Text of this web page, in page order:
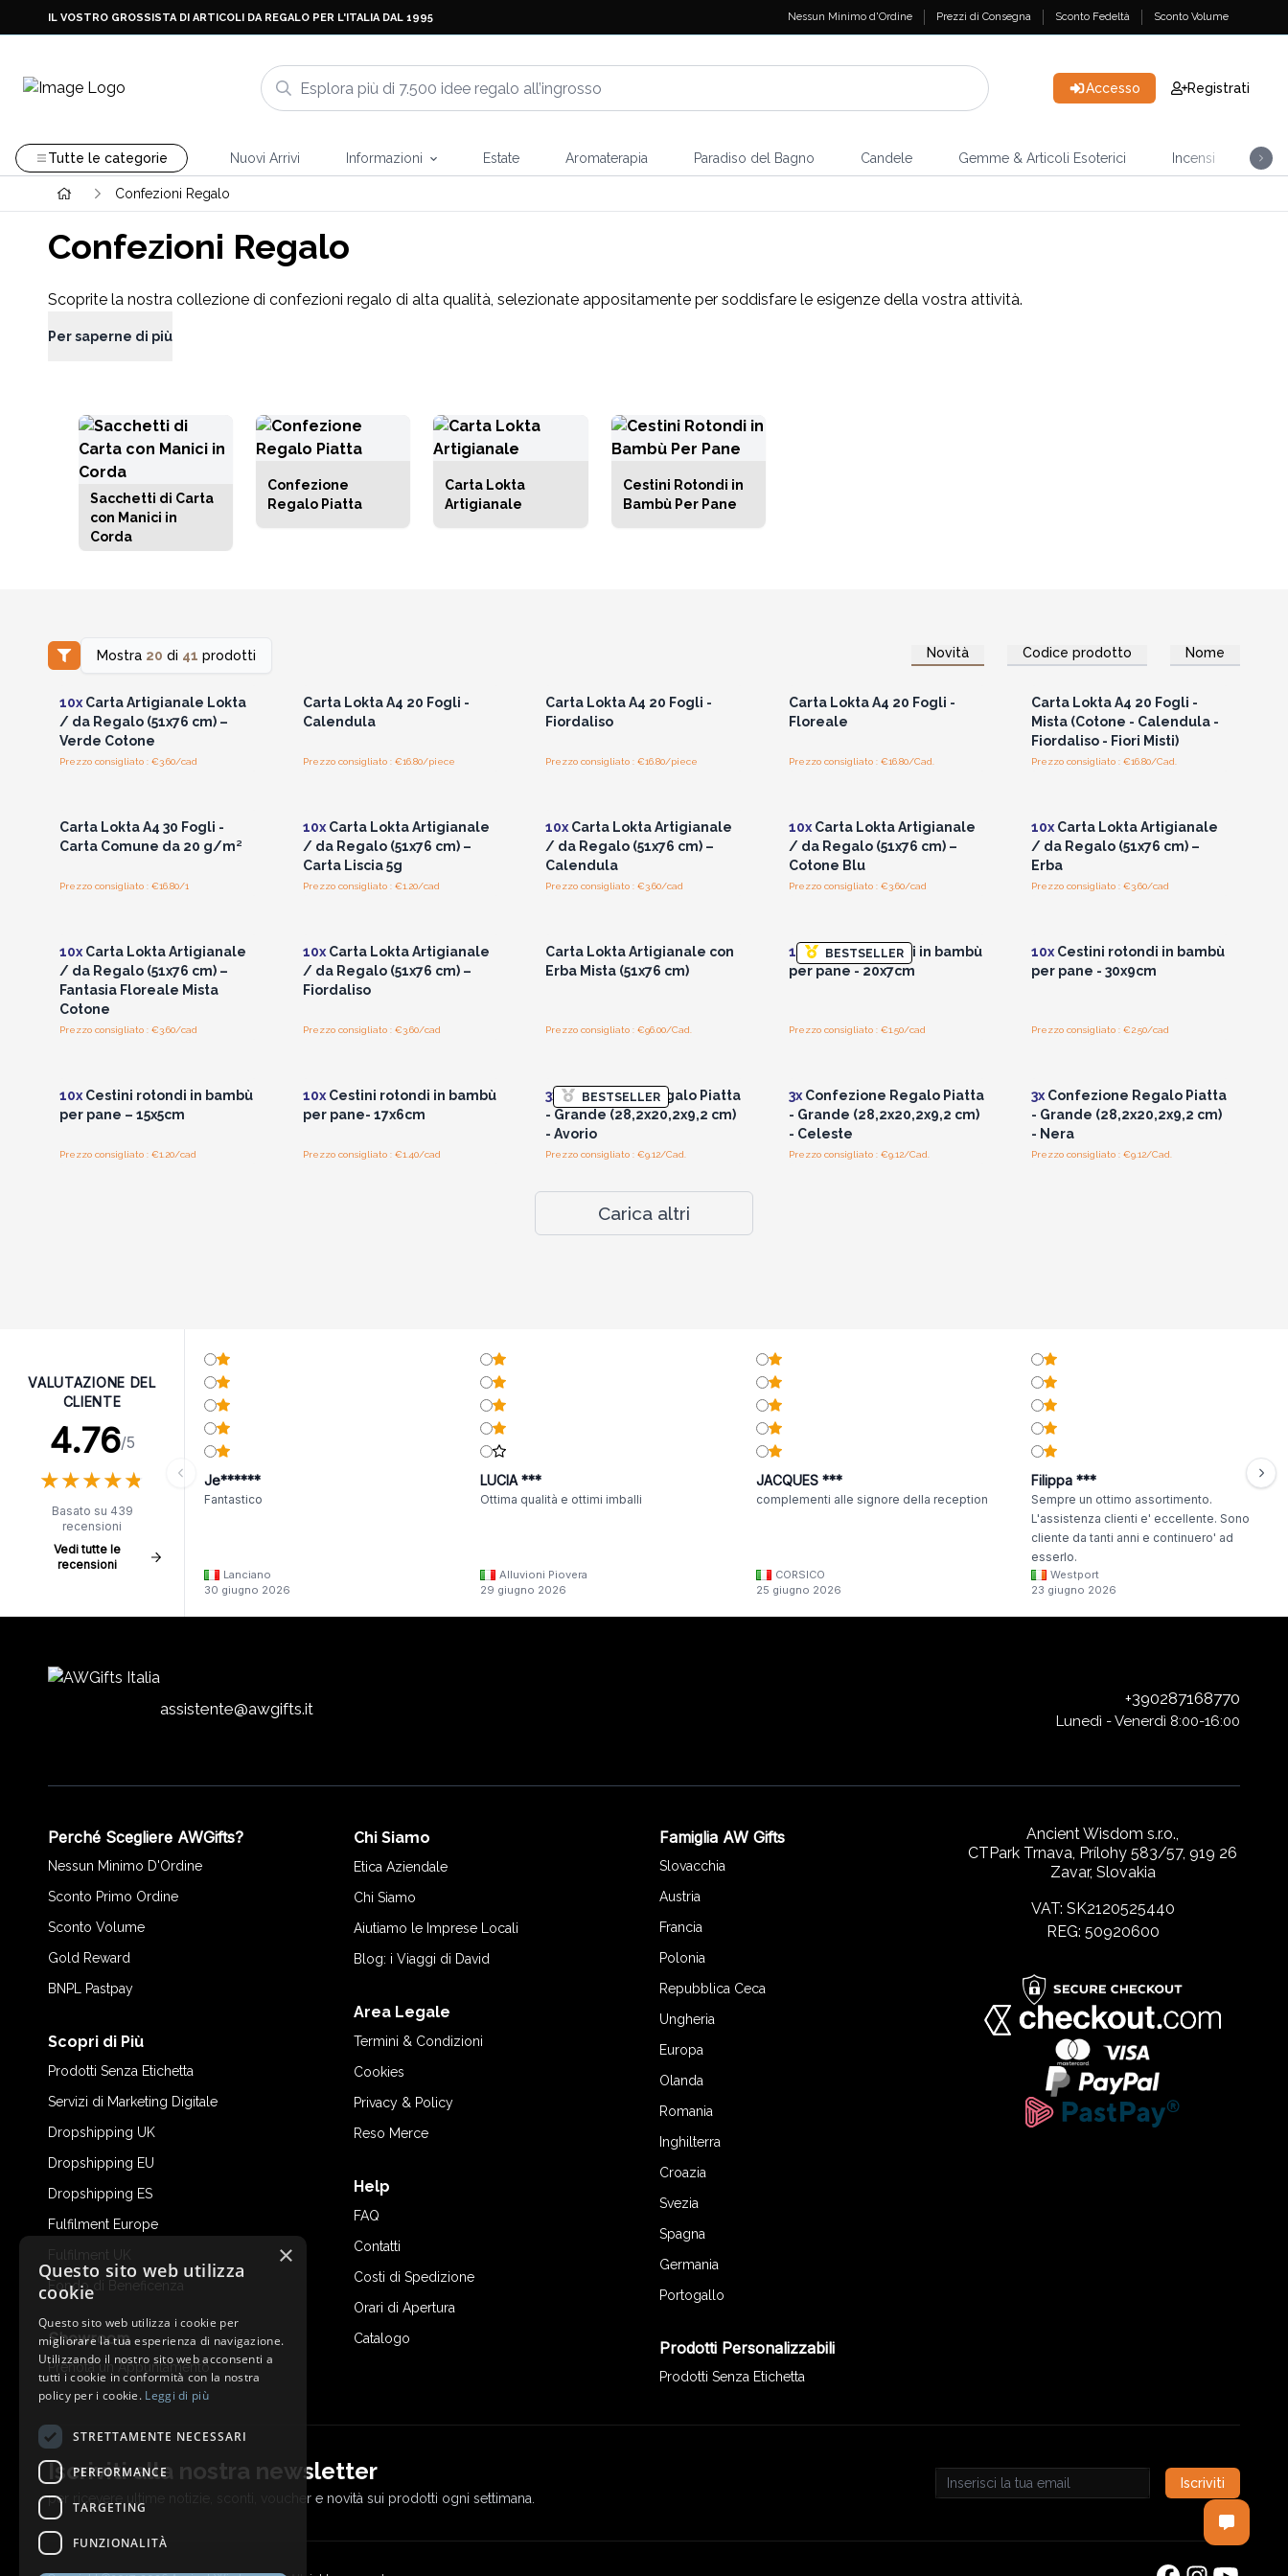
IL VOSTRO GROSSISTA DI ARTICOLI DA REGALO PER L'ITALIA DAL 1995 Nessun Minimo d'Ordine Prezzi di Consegna Sconto Fedeltà Sconto Volume
Accesso Registrati
Tutte le categorie Nuovi Arrivi Informazioni Estate Aromaterapia Paradiso del Bagno Candele Gemme & Articoli Esoterici Incensi
Confezioni Regalo
Confezioni Regalo
Scoprite la nostra collezione di confezioni regalo di alta qualità, selezionate appositamente per soddisfare le esigenze della vostra attività.
Per saperne di più
Sacchetti di Carta
con Manici in
Corda
Confezione
Regalo Piatta
Carta Lokta
Artigianale
Cestini Rotondi in
Bambù Per Pane
Mostra 20 di 41 prodotti Novità Codice prodotto Nome
Accedi per vedere i prezzi
all'ingrosso
10x Carta Artigianale Lokta
/ da Regalo (51x76 cm) –
Verde Cotone
Prezzo consigliato : €3.60/cad
Carta Lokta A4 20 Fogli -
Calendula
Prezzo consigliato : €16.80/piece
Carta Lokta A4 20 Fogli -
Fiordaliso
Prezzo consigliato : €16.80/piece
Accedi per vedere i prezzi
all'ingrosso
Carta Lokta A4 20 Fogli -
Floreale
Prezzo consigliato : €16.80/Cad.
Accedi per vedere i prezzi
all'ingrosso
Carta Lokta A4 20 Fogli -
Mista (Cotone - Calendula -
Fiordaliso - Fiori Misti)
Prezzo consigliato : €16.80/Cad.
Carta Lokta A4 30 Fogli -
Carta Comune da 20 g/m²
Prezzo consigliato : €16.80/1
10xCarta Lokta Artigianale
/ da Regalo (51x76 cm) –
Carta Liscia 5g
Prezzo consigliato : €1.20/cad
10x Carta Lokta Artigianale
/ da Regalo (51x76 cm) –
Calendula
Prezzo consigliato : €3.60/cad
10xCarta Lokta Artigianale
/ da Regalo (51x76 cm) –
Cotone Blu
Prezzo consigliato : €3.60/cad
10x Carta Lokta Artigianale
/ da Regalo (51x76 cm) –
Erba
Prezzo consigliato : €3.60/cad
10x Carta Lokta Artigianale
/ da Regalo (51x76 cm) –
Fantasia Floreale Mista
Cotone
Prezzo consigliato : €3.60/cad
10xCarta Lokta Artigianale
/ da Regalo (51x76 cm) –
Fiordaliso
Prezzo consigliato : €3.60/cad
Carta Lokta Artigianale con
Erba Mista (51x76 cm)
Prezzo consigliato : €96.00/Cad.
BESTSELLER
10xCestini rotondi in bambù
per pane - 20x7cm
Prezzo consigliato : €1.50/cad
10x Cestini rotondi in bambù
per pane - 30x9cm
Prezzo consigliato : €2.50/cad
10x Cestini rotondi in bambù
per pane – 15x5cm
Prezzo consigliato : €1.20/cad
10xCestini rotondi in bambù
per pane- 17x6cm
Prezzo consigliato : €1.40/cad
BESTSELLER
3x
Confezione Regalo Piatta
- Grande (28,2x20,2x9,2 cm)
- Avorio
Prezzo consigliato : €9.12/Cad.
3xConfezione Regalo Piatta
- Grande (28,2x20,2x9,2 cm)
- Celeste
Prezzo consigliato : €9.12/Cad.
3x Confezione Regalo Piatta
- Grande (28,2x20,2x9,2 cm)
- Nera
Prezzo consigliato : €9.12/Cad.
Carica altri
VALUTAZIONE DEL
CLIENTE
4.76/5
★★★★★
★★★★★
Basato su 439
recensioni
Vedi tutte le
recensioni
Je******
Fantastico
Lanciano
30 giugno 2026
LUCIA ***
Ottima qualità e ottimi imballi
Alluvioni Piovera
29 giugno 2026
JACQUES ***
complementi alle signore della reception
CORSICO
25 giugno 2026
Filippa ***
Sempre un ottimo assortimento.
L'assistenza clienti e' eccellente. Sono
cliente da tanti anni e continuero' ad
esserlo.
Westport
23 giugno 2026
assistente@awgifts.it
+390287168770
Lunedì - Venerdì 8:00-16:00
Perché Scegliere AWGifts?
Nessun Minimo D'Ordine
Sconto Primo Ordine
Sconto Volume
Gold Reward
BNPL Pastpay
Scopri di Più
Prodotti Senza Etichetta
Servizi di Marketing Digitale
Dropshipping UK
Dropshipping EU
Dropshipping ES
Fulfilment Europe
Fulfilment UK
Fondo di Beneficenza
Showroom
Prenota un Appuntamento
Chi Siamo
Etica Aziendale
Chi Siamo
Aiutiamo le Imprese Locali
Blog: i Viaggi di David
Area Legale
Termini & Condizioni
Cookies
Privacy & Policy
Reso Merce
Help
FAQ
Contatti
Costi di Spedizione
Orari di Apertura
Catalogo
Famiglia AW Gifts
Slovacchia
Austria
Francia
Polonia
Repubblica Ceca
Ungheria
Europa
Olanda
Romania
Inghilterra
Croazia
Svezia
Spagna
Germania
Portogallo
Prodotti Personalizzabili
Prodotti Senza Etichetta
Ancient Wisdom s.r.o.,
CTPark Trnava, Prílohy 583/57, 919 26
Zavar, Slovakia
VAT: SK2120525440
REG: 50920600
Iscriviti alla nostra newsletter
per ricevere ultime notizie, sconti, voucher e novità sui prodotti ogni settimana. Email address
Iscriviti
×
Questo sito web utilizza
cookie
Questo sito web utilizza i cookie per
migliorare la tua esperienza di navigazione.
Utilizzando il nostro sito web acconsenti a
tutti i cookie in conformità con la nostra
policy per i cookie. Leggi di più
STRETTAMENTE NECESSARI
PERFORMANCE
TARGETING
FUNZIONALITÀ